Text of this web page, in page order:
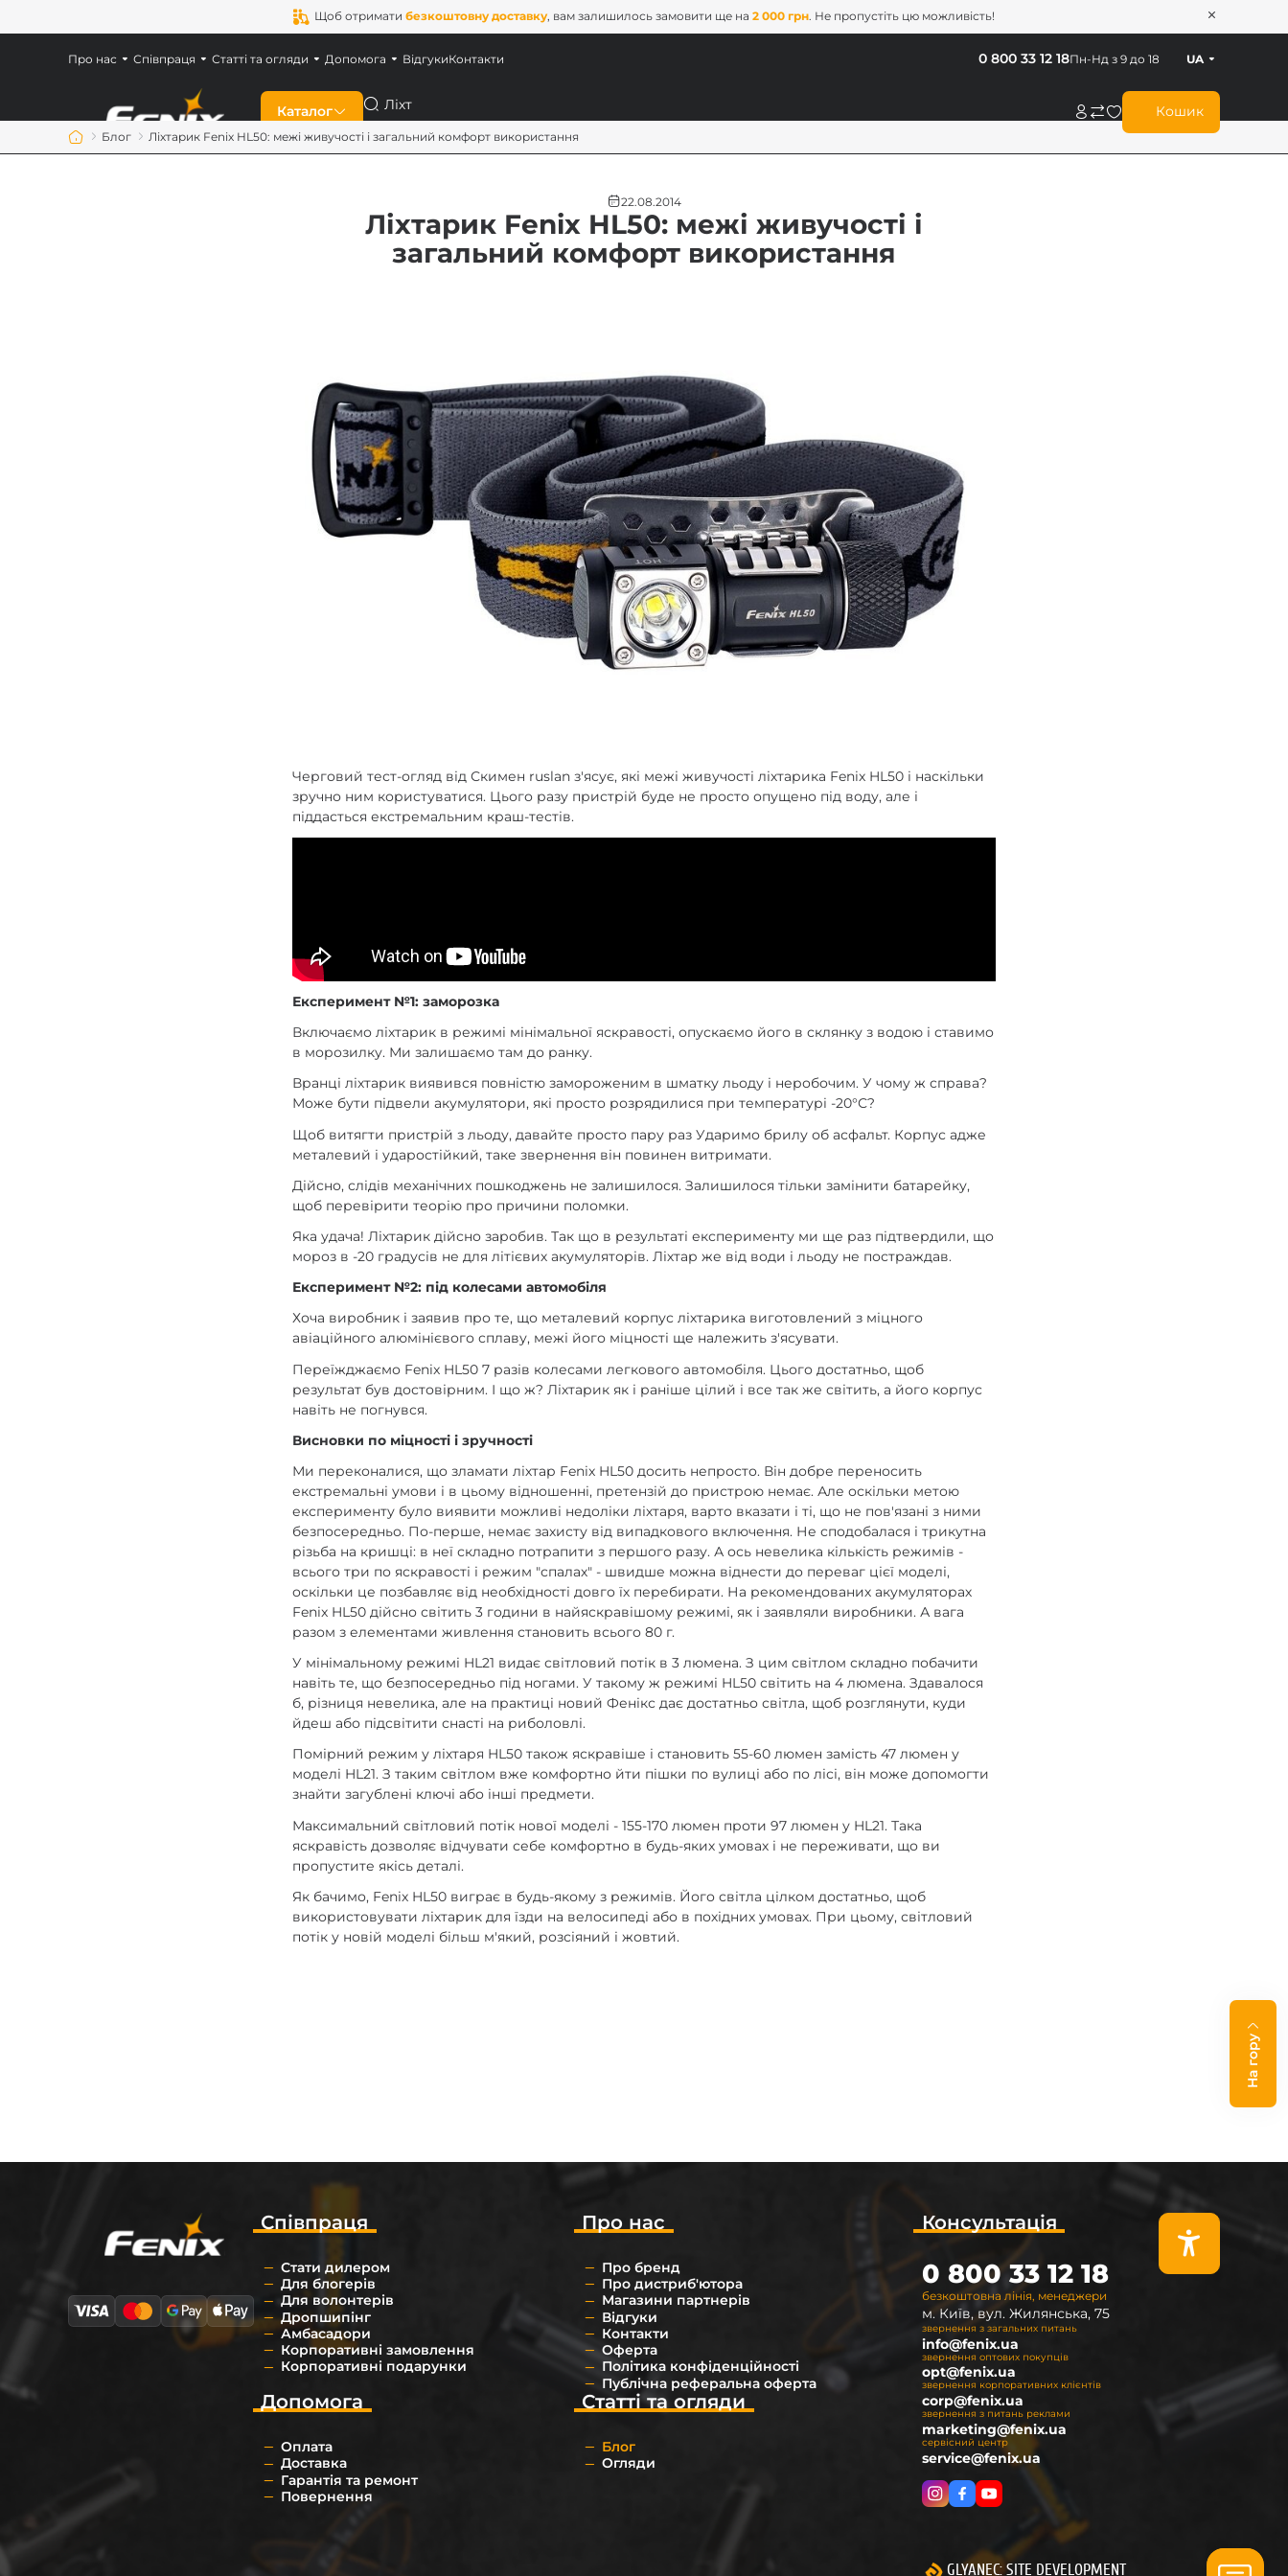
Щоб отриматибезкоштовну доставку, вам залишилось замовити ще на2 000 грн. Не пропустіть цю можливість!
Каталог
Акумулятори Fenix
Зарядні пристрої Fenix
Аксесуари для ліхтарів
Пошук Кошик
Пн-Нд з 9 до 18
0 800 33 12 18 UA
Про нас Співпраця Статті та огляди Допомога ВідгукиКонтакти
Блог Ліхтарик Fenix HL50: межі живучості і загальний комфорт використання
22.08.2014
Ліхтарик Fenix HL50: межі живучості і
загальний комфорт використання
Черговий тест-огляд від Скимен ruslan з'ясує, які межі живучості ліхтарика Fenix HL50 і наскільки
зручно ним користуватися. Цього разу пристрій буде не просто опущено під воду, але і
піддасться екстремальним краш-тестів.
Експеримент №1: заморозка
Включаємо ліхтарик в режимі мінімальної яскравості, опускаємо його в склянку з водою і ставимо
в морозилку. Ми залишаємо там до ранку.
Вранці ліхтарик виявився повністю замороженим в шматку льоду і неробочим. У чому ж справа?
Може бути підвели акумулятори, які просто розрядилися при температурі -20°С?
Щоб витягти пристрій з льоду, давайте просто пару раз Ударимо брилу об асфальт. Корпус адже
металевий і ударостійкий, таке звернення він повинен витримати.
Дійсно, слідів механічних пошкоджень не залишилося. Залишилося тільки замінити батарейку,
щоб перевірити теорію про причини поломки.
Яка удача! Ліхтарик дійсно заробив. Так що в результаті експерименту ми ще раз підтвердили, що
мороз в -20 градусів не для літієвих акумуляторів. Ліхтар же від води і льоду не постраждав.
Експеримент №2: під колесами автомобіля
Хоча виробник і заявив про те, що металевий корпус ліхтарика виготовлений з міцного
авіаційного алюмінієвого сплаву, межі його міцності ще належить з'ясувати.
Переїжджаємо Fenix HL50 7 разів колесами легкового автомобіля. Цього достатньо, щоб
результат був достовірним. І що ж? Ліхтарик як і раніше цілий і все так же світить, а його корпус
навіть не погнувся.
Висновки по міцності і зручності
Ми переконалися, що зламати ліхтар Fenix HL50 досить непросто. Він добре переносить
екстремальні умови і в цьому відношенні, претензій до пристрою немає. Але оскільки метою
експерименту було виявити можливі недоліки ліхтаря, варто вказати і ті, що не пов'язані з ними
безпосередньо. По-перше, немає захисту від випадкового включення. Не сподобалася і трикутна
різьба на кришці: в неї складно потрапити з першого разу. А ось невелика кількість режимів -
всього три по яскравості і режим "спалах" - швидше можна віднести до переваг цієї моделі,
оскільки це позбавляє від необхідності довго їх перебирати. На рекомендованих акумуляторах
Fenix HL50 дійсно світить 3 години в найяскравішому режимі, як і заявляли виробники. А вага
разом з елементами живлення становить всього 80 г.
У мінімальному режимі HL21 видає світловий потік в 3 люмена. З цим світлом складно побачити
навіть те, що безпосередньо під ногами. У такому ж режимі HL50 світить на 4 люмена. Здавалося
б, різниця невелика, але на практиці новий Фенікс дає достатньо світла, щоб розглянути, куди
йдеш або підсвітити снасті на риболовлі.
Помірний режим у ліхтаря HL50 також яскравіше і становить 55-60 люмен замість 47 люмен у
моделі HL21. З таким світлом вже комфортно йти пішки по вулиці або по лісі, він може допомогти
знайти загублені ключі або інші предмети.
Максимальний світловий потік нової моделі - 155-170 люмен проти 97 люмен у HL21. Така
яскравість дозволяє відчувати себе комфортно в будь-яких умовах і не переживати, що ви
пропустите якісь деталі.
Як бачимо, Fenix HL50 виграє в будь-якому з режимів. Його світла цілком достатньо, щоб
використовувати ліхтарик для їзди на велосипеді або в похідних умовах. При цьому, світловий
потік у новій моделі більш м'який, розсіяний і жовтий.
На гору
Про нас
Про бренд
Про дистриб'ютора
Магазини партнерів
Відгуки
Контакти
Оферта
Політика конфіденційності
Публічна реферальна оферта
Співпраця
Стати дилером
Для блогерів
Для волонтерів
Дропшипінг
Амбасадори
Корпоративні замовлення
Корпоративні подарунки
Статті та огляди
Блог
Огляди
Допомога
Оплата
Доставка
Гарантія та ремонт
Повернення
Консультація
безкоштовна лінія, менеджери
0 800 33 12 18
м. Київ, вул. Жилянська, 75
звернення з загальних питань
info@fenix.ua
звернення оптових покупців
opt@fenix.ua
звернення корпоративних клієнтів
corp@fenix.ua
звернення з питань реклами
marketing@fenix.ua
сервісний центр
service@fenix.ua
GLYANEC: SITE DEVELOPMENT